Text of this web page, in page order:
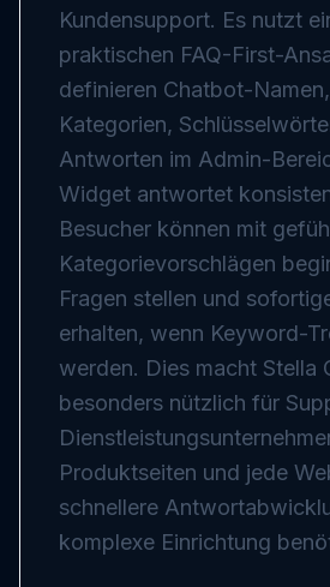
Kundensupport. Es nutzt
praktischen FAQ-First-
definieren Chatbot-
Kategorien,
Antworten im Admin-
Widget antwortet
Besucher können mit
Kategorievorschlägen
Fragen stellen und
erhalten, wenn Keyword-
werden. Dies macht Stella
besonders nützlich für
Produktseiten und jede
schnellere
komplexe Einrichtung